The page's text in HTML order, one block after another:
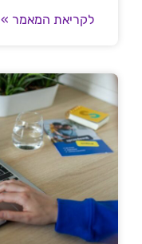
לקריאת המאמר »